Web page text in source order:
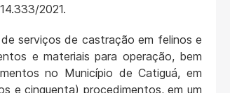
2021.
serviços de castração em felinos e
e materiais para operação, bem
no Município de Catiguá, em
e cinquenta) procedimentos, em um